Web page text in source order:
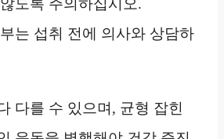
는 섭취 전에 의사와 상담하
다를 수 있으며, 균형 잡힌